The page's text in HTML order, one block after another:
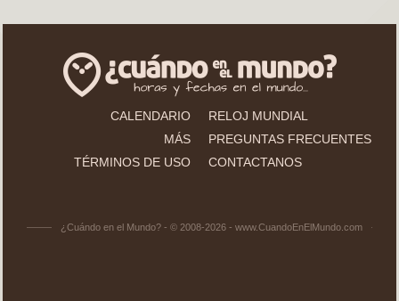
CALENDARIO
RELOJ MUNDIAL
MÁS
PREGUNTAS FRECUENTES
TÉRMINOS DE USO
CONTACTANOS
¿Cuándo en el Mundo? - © 2008-2026 - www.CuandoEnElMundo.com